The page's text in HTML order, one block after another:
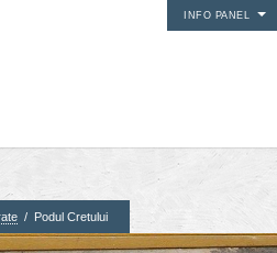
INFO PANEL
/ Podul Cretului